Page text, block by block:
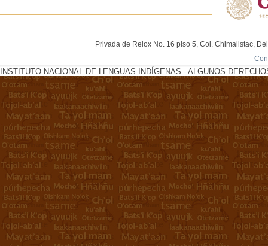
Privada de Relox No. 16 piso 5, Col. Chimalistac,
INSTITUTO NACIONAL DE LENGUAS INDÍGENAS - ALGUNOS